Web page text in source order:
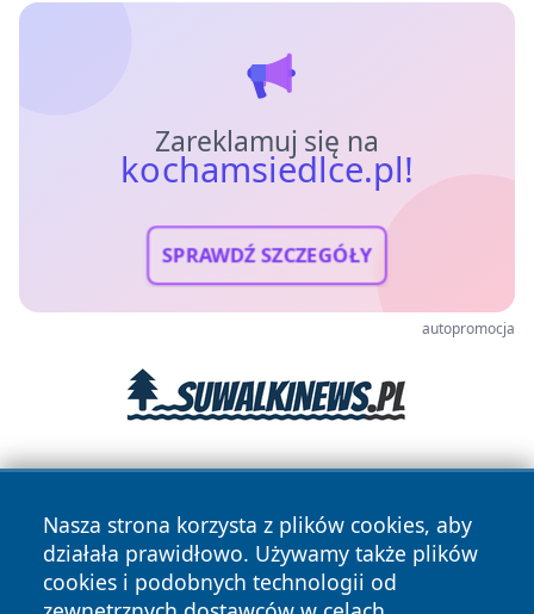
Zareklamuj się na
kochamsiedlce.pl!
SPRAWDŹ SZCZEGÓŁY
autopromocja
Nasza strona korzysta z plików cookies, aby
działała prawidłowo. Używamy także plików
cookies i podobnych technologii od